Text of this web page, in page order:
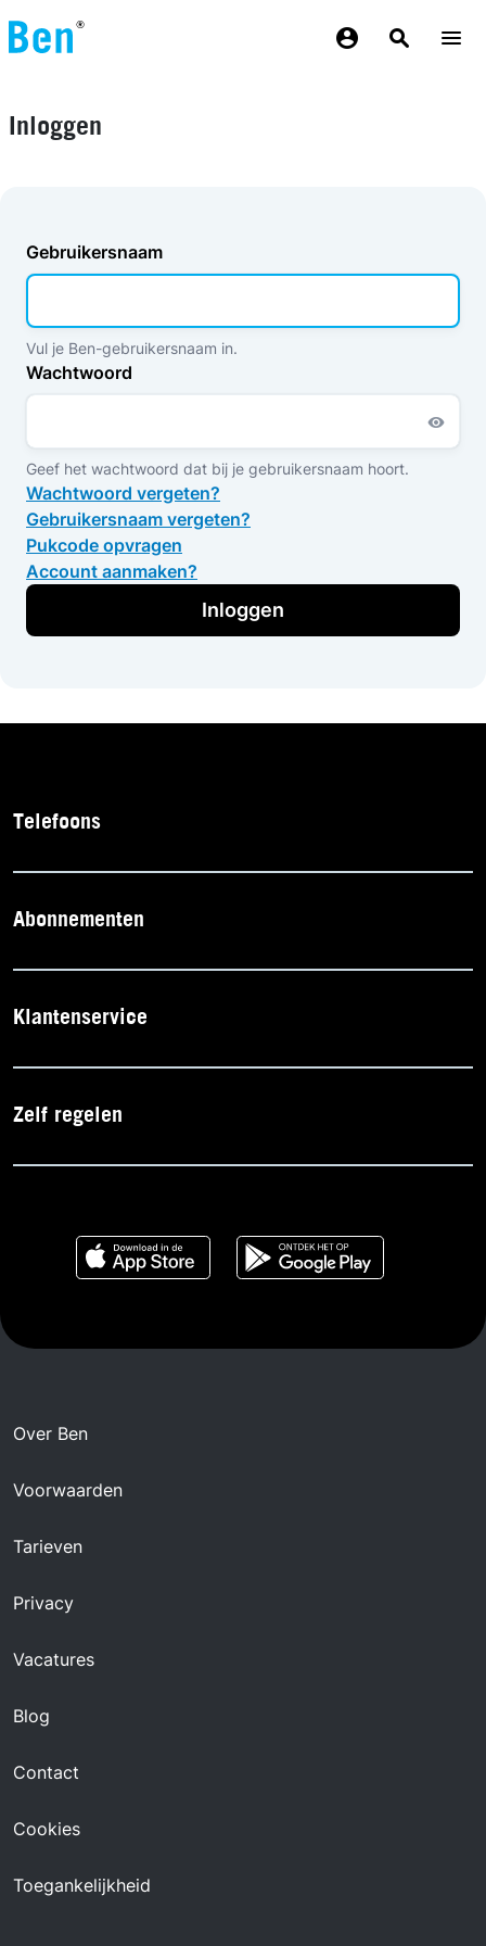
Inloggen
Gebruikersnaam
Vul je Ben-gebruikersnaam in.
Wachtwoord
Geef het wachtwoord dat bij je gebruikersnaam hoort.
Wachtwoord vergeten?
Gebruikersnaam vergeten?
Pukcode opvragen
Account aanmaken?
Inloggen
Telefoons
Abonnementen
Klantenservice
Zelf regelen
Over Ben
Voorwaarden
Tarieven
Privacy
Vacatures
Blog
Contact
Cookies
Toegankelijkheid